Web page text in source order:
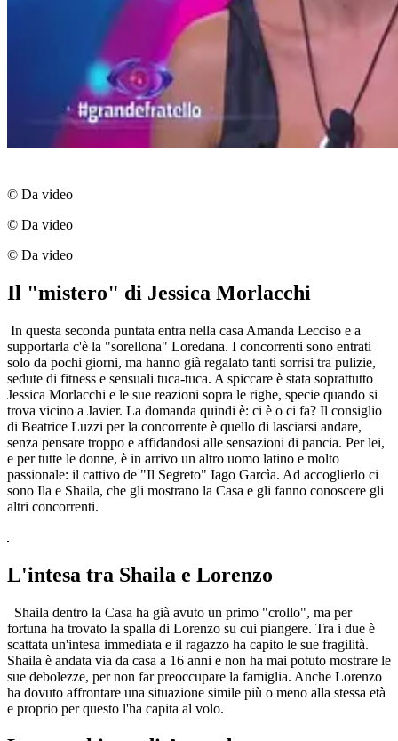
© Da video
© Da video
© Da video
Il "mistero" di Jessica Morlacchi
In questa seconda puntata entra nella casa Amanda Lecciso e a
supportarla c'è la "sorellona" Loredana. I concorrenti sono entrati
solo da pochi giorni, ma hanno già regalato tanti sorrisi tra pulizie,
sedute di fitness e sensuali tuca-tuca. A spiccare è stata soprattutto
Jessica Morlacchi e le sue reazioni sopra le righe, specie quando si
trova vicino a Javier. La domanda quindi è: ci è o ci fa? Il consiglio
di Beatrice Luzzi per la concorrente è quello di lasciarsi andare,
senza pensare troppo e affidandosi alle sensazioni di pancia. Per lei,
e per tutte le donne, è in arrivo un altro uomo latino e molto
passionale: il cattivo de "Il Segreto" Iago Garcìa. Ad accoglierlo ci
sono Ila e Shaila, che gli mostrano la Casa e gli fanno conoscere gli
altri concorrenti.
L'intesa tra Shaila e Lorenzo
Shaila dentro la Casa ha già avuto un primo "crollo", ma per
fortuna ha trovato la spalla di Lorenzo su cui piangere. Tra i due è
scattata un'intesa immediata e il ragazzo ha capito le sue fragilità.
Shaila è andata via da casa a 16 anni e non ha mai potuto mostrare le
sue debolezze, per non far preoccupare la famiglia. Anche Lorenzo
ha dovuto affrontare una situazione simile più o meno alla stessa età
e proprio per questo l'ha capita al volo.